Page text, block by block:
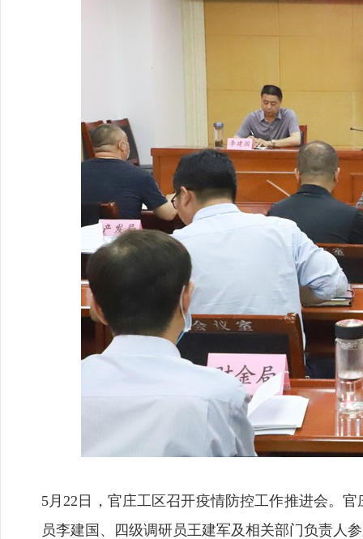
5月22日，官庄工区召开疫情防控工作推进会。
员李建国、四级调研员王建军及相关部门负责人